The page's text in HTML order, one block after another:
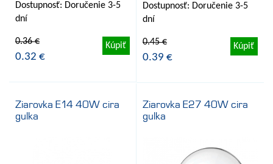
Dostupnosť: Doručenie 3-5
dní
0.36 €
0.32 €
Kúpiť
Dostupnosť: Doručenie 3-5
dní
0.45 €
0.39 €
Kúpiť
Ziarovka E14 40W cira
gulka
Ziarovka E27 40W cira
gulka